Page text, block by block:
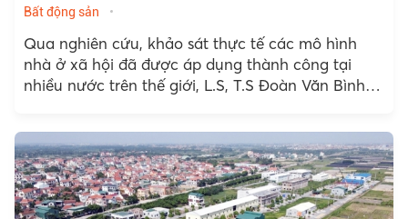
Bất động sản
Qua nghiên cứu, khảo sát thực tế các mô hình
nhà ở xã hội đã được áp dụng thành công tại
nhiều nước trên thế giới, L.S, T.S Đoàn Văn Bình -